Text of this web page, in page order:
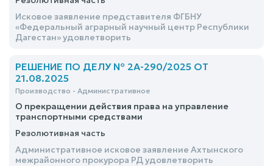
Исковое заявление представителя ФГБНУ
«Федеральный аграрный научный центр Республики
Дагестан» удовлетворить
РЕШЕНИЕ ПО ДЕЛУ № 2А-290/2025 ОТ
21.08.2025
Производство - Административное
О прекращении действия права на управление
транспортными средствами
Резолютивная часть
Административное исковое заявление Ахтынского
межрайонного прокурора РД удовлетворить